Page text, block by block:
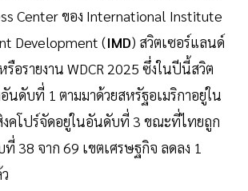
Center ของ International Institute
Development (IMD) สวิตเซอร์แลนด์
อรายงาน WDCR 2025 ซึ่งในปีนี้สวิต
นดับที่ 1 ตามมาด้วยสหรัฐอเมริกาอยู่ใน
คโปร์จัดอยู่ในอันดับที่ 3 ขณะที่ไทยถูก
38 จาก 69 เขตเศรษฐกิจ ลดลง 1